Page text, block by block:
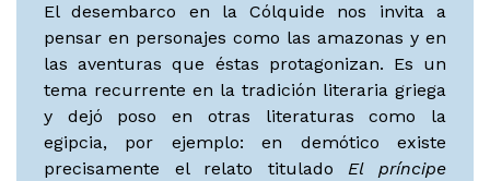
El desembarco en la Cólquide nos invita a
pensar en personajes como las amazonas y en
las aventuras que éstas protagonizan. Es un
tema recurrente en la tradición literaria griega
y dejó poso en otras literaturas como la
egipcia, por ejemplo: en demótico existe
precisamente el relato tituladoEl príncipe